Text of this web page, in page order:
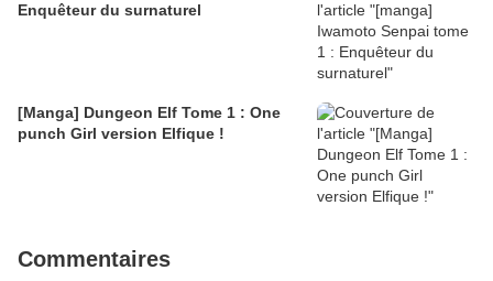
Enquêteur du surnaturel
[Manga] Dungeon Elf Tome 1 : One
punch Girl version Elfique !
Commentaires